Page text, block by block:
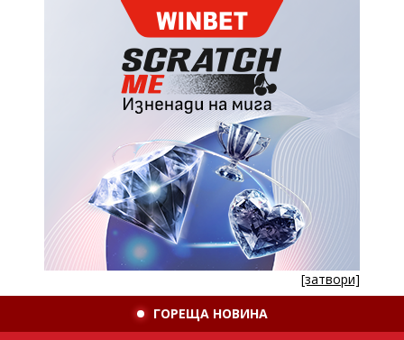
[затвори]
ГОРЕЩА НОВИНА